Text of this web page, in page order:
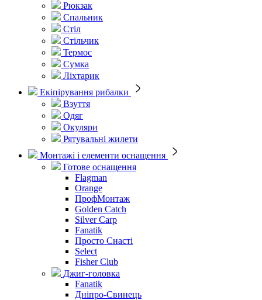
Рюкзак
Спальник
Стіл
Стільчик
Термос
Сумка
Ліхтарик
Екіпірування рибалки
Взуття
Одяг
Окуляри
Рятувальні жилети
Монтажі і елементи оснащення
Готове оснащення
Flagman
Orange
ПрофМонтаж
Golden Catch
Silver Carp
Fanatik
Просто Снасті
Select
Fisher Club
Джиг-головка
Fanatik
Дніпро-Свинець